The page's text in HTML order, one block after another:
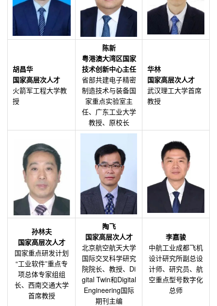
胡昌华
国家高层次人才
火箭军工程大学教
授
陈新
粤港澳大湾区国家
技术创新中心主任
省部共建电子精密
制造技术与装备国
家重点实验室主
任、广东工业大学
教授、原校长
华林
国家高层次人才
武汉理工大学首席
教授
孙林夫
国家高层次人才
国家重点研发计划
“工业软件”重点专
项总体专家组组
长、西南交通大学
首席教授
陶飞
国家高层次人才
北京航空航天大学
国际交叉科学研究
院院长、教授、Di
gital Twin和Digital
Engineering国际
期刊主编
李嘉骏
中航工业成都飞机
设计研究所副总设
计师、研究员、航
空重点型号数字化
总师